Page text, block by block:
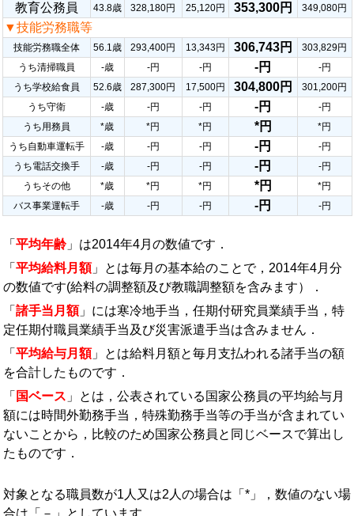
教育公務員 43.8歳 328,180円 25,120円 353,300円 349,080円
▼技能労務職等
技能労務職全体 56.1歳 293,400円 13,343円 306,743円
303,829円
うち清掃職員
-歳 -円 -円 -円
-円
うち学校給食員
52.6歳 287,300円 17,500円 304,800円
301,200円
うち守衛
-歳 -円 -円 -円
-円
うち用務員
*歳 *円 *円 *円
*円
うち自動車運転手
-歳 -円 -円 -円
-円
うち電話交換手
-歳 -円 -円 -円
-円
うちその他
*歳 *円 *円 *円
*円
バス事業運転手
-歳 -円 -円 -円 -円
「 平均年齢 」は2014年4月の数値です．
「 平均給料月額」とは毎月の基本給のことで，2014年4月分
の数値です(給料の調整額及び教職調整額を含みます）．
「 諸手当月額」には寒冷地手当，任期付研究員業績手当，特
定任期付職員業績手当及び災害派遣手当は含みません．
「 平均給与月額」とは給料月額と毎月支払われる諸手当の額
を合計したものです．
「 国ベース 」とは，公表されている国家公務員の平均給与月
額には時間外勤務手当，特殊勤務手当等の手当が含まれてい
ないことから，比較のため国家公務員と同じベースで算出し
たものです．
対象となる職員数が1人又は2人の場合は「*」，数値のない場
合は「－」としています．